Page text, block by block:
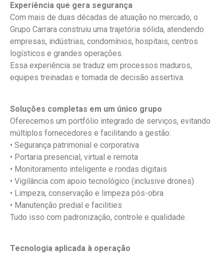
Experiência que gera segurança
Com mais de duas décadas de atuação no mercado, o
Grupo Carrara construiu uma trajetória sólida, atendendo
empresas, indústrias, condomínios, hospitais, centros
logísticos e grandes operações.
Essa experiência se traduz em processos maduros,
equipes treinadas e tomada de decisão assertiva.
Soluções completas em um único grupo
Oferecemos um portfólio integrado de serviços, evitando
múltiplos fornecedores e facilitando a gestão:
• Segurança patrimonial e corporativa
• Portaria presencial, virtual e remota
• Monitoramento inteligente e rondas digitais
• Vigilância com apoio tecnológico (inclusive drones)
• Limpeza, conservação e limpeza pós-obra
• Manutenção predial e facilities
Tudo isso com padronização, controle e qualidade.
Tecnologia aplicada à operação